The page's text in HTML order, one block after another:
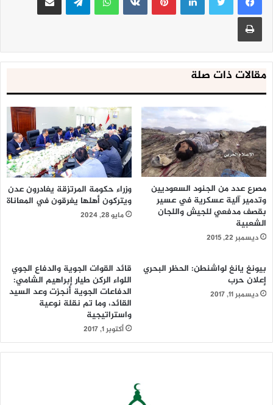
طباعة
مقالات ذات صلة
مصرع عدد من الجنود السعوديين
وتدمير آلية عسكرية في عسير
بقصف مدفعي للجيش واللجان
الشعبية
ديسمبر 22, 2015
وزراء حكومة المرتزقة يغادرون عدن
ويتركون أهلها يغرقون في المعاناة
مايو 28, 2024
بيونغ يانغ لواشنطن: الحظر البحري
إعلان حرب
ديسمبر 11, 2017
قائد القوات الجوية والدفاع الجوي
اللواء الركن طيار إبراهيم الشامي:
الدفاعات الجوية أنجزت وعد السيد
القائد، وما تم نقلة نوعية
واستراتيجية
أكتوبر 1, 2017